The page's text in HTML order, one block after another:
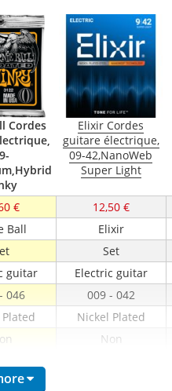
Cordes
Elixir Cordes
guitare électrique,
09-42,NanoWeb
Super Light
€
12,50 €
Ball
Elixir
Set
guitar
Electric guitar
046
009 - 042
Nickel Plated
Non